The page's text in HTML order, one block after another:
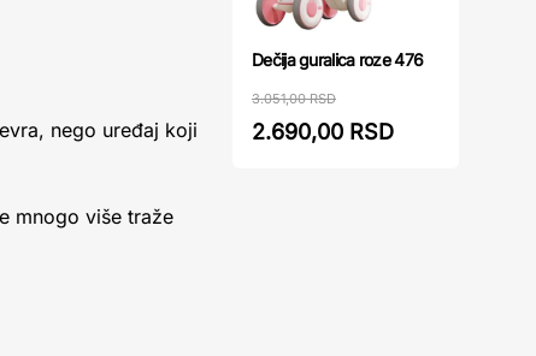
nego uređaj koji
mnogo više traže
Dečija guralica roze 476
3.051,00 RSD
2.690,00 RSD